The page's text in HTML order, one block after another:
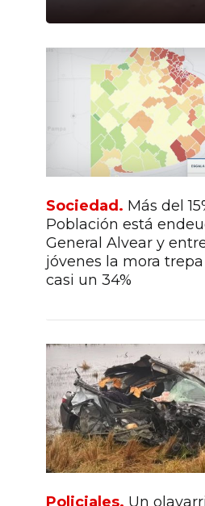
Sociedad. Más del
Población está
General Alvear y
jóvenes la mora
casi un 34%
Policiales. Un